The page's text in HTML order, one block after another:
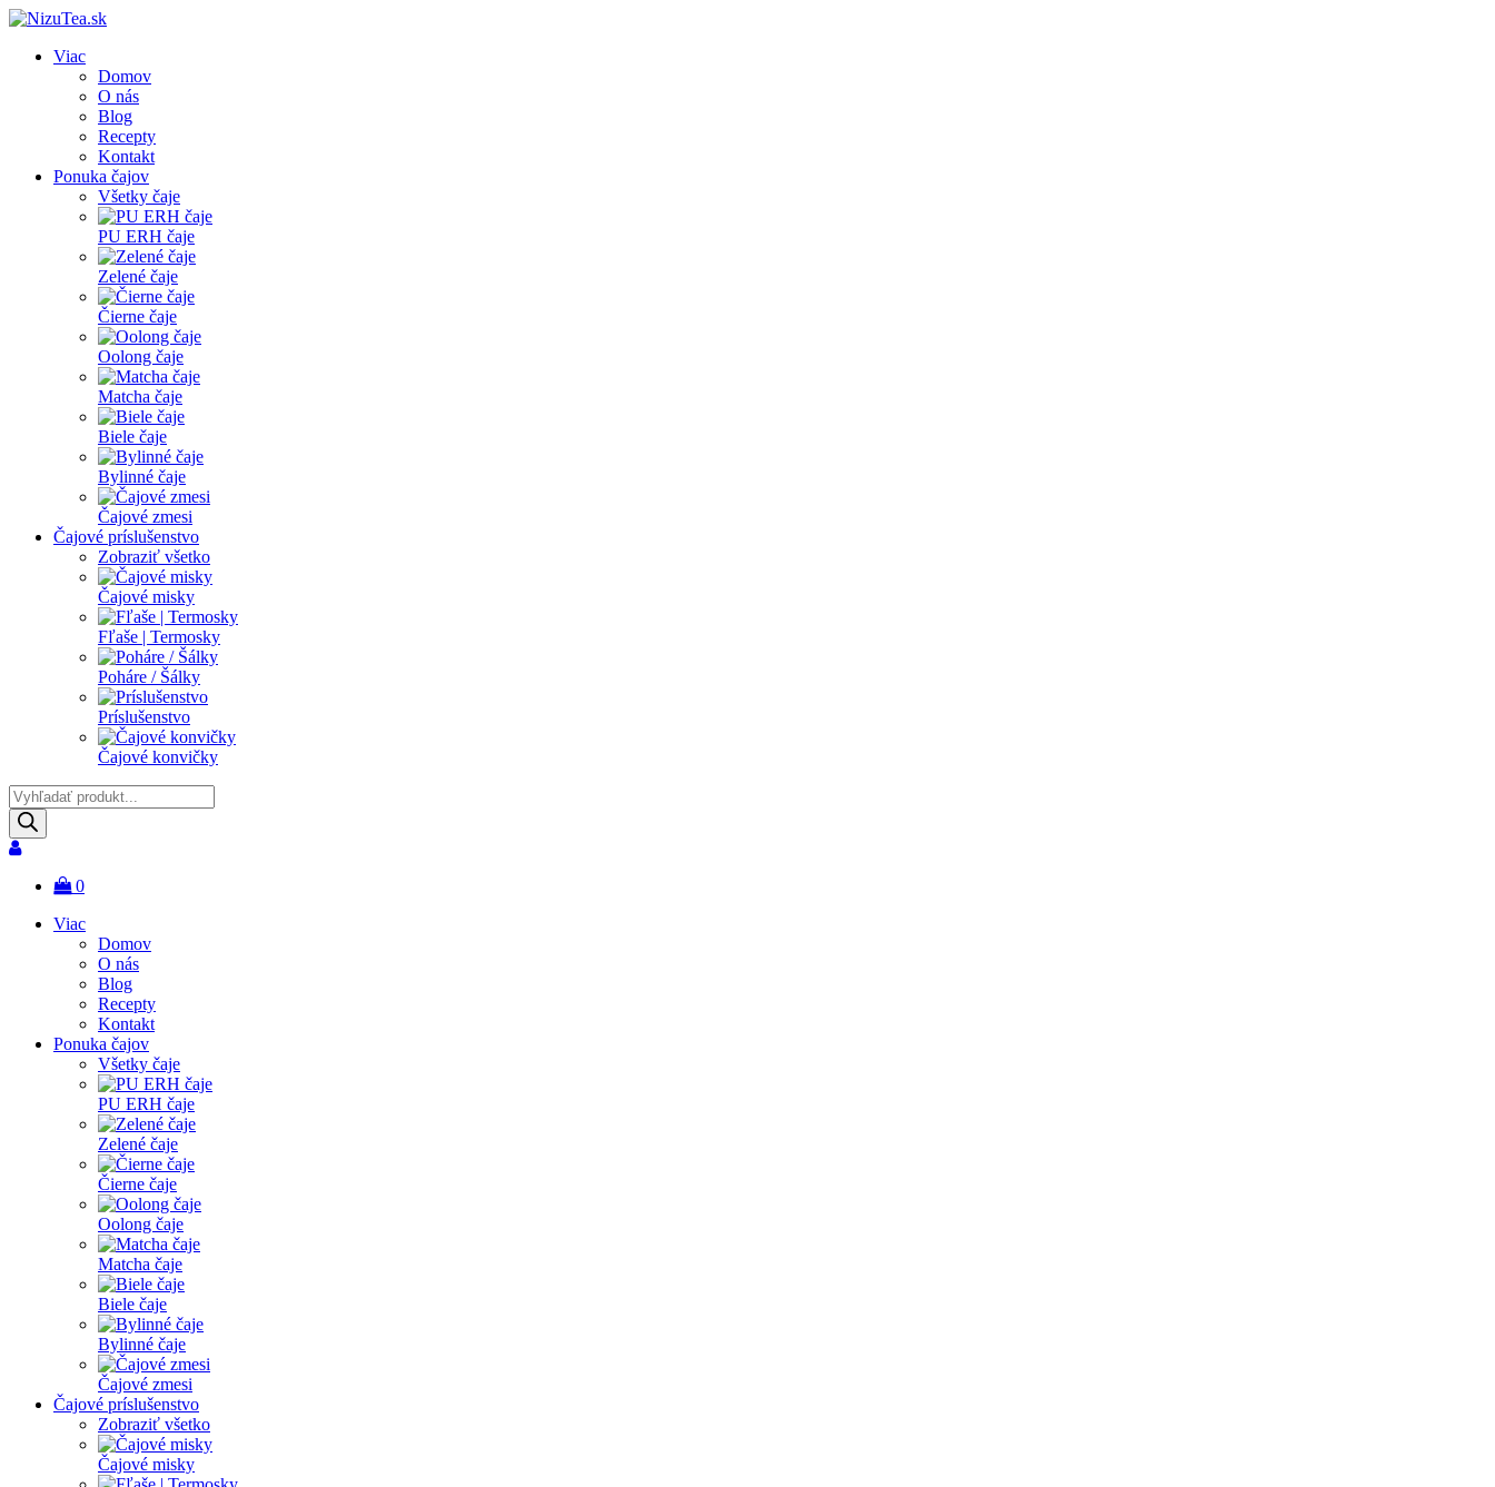
Viac
Domov
O nás
Blog
Recepty
Kontakt
Ponuka čajov
Všetky čaje
PU ERH čaje
Zelené čaje
Čierne čaje
Oolong čaje
Matcha čaje
Biele čaje
Bylinné čaje
Čajové zmesi
Čajové príslušenstvo
Zobraziť všetko
Čajové misky
Fľaše | Termosky
Poháre / Šálky
Príslušenstvo
Čajové konvičky
Products
search
0
Viac
Domov
O nás
Blog
Recepty
Kontakt
Ponuka čajov
Všetky čaje
PU ERH čaje
Zelené čaje
Čierne čaje
Oolong čaje
Matcha čaje
Biele čaje
Bylinné čaje
Čajové zmesi
Čajové príslušenstvo
Zobraziť všetko
Čajové misky